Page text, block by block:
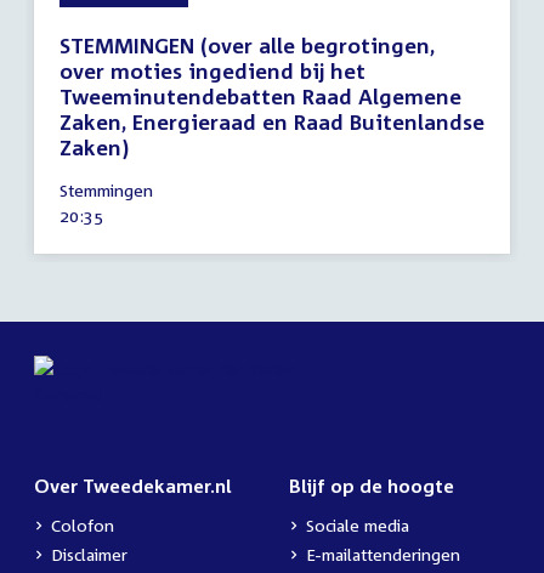
STEMMINGEN (over alle begrotingen,
over moties ingediend bij het
Tweeminutendebatten Raad Algemene
Zaken, Energieraad en Raad Buitenlandse
Zaken)
december
2024
Stemmingen
Tijd
20:35
Over Tweedekamer.nl
Colofon
Disclaimer
Blijf op de hoogte
Sociale media
E-mailattenderingen